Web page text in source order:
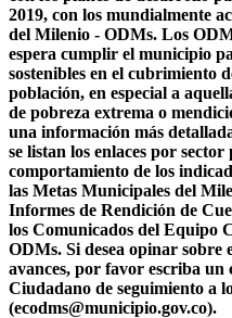
2019, con los mundialmente
del Milenio - ODMs. Los
espera cumplir el municipio
sostenibles en el cubrimiento
población, en especial a
de pobreza extrema o
una información más
se listan los enlaces por
comportamiento de los
las Metas Municipales del
Informes de Rendición de
los Comunicados del Equipo
ODMs. Si desea opinar sobre
avances, por favor escriba
Ciudadano de seguimiento a
(ecodms@municipio.gov.co).